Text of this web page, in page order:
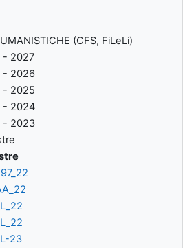
(CFS, FiLeLi)
- 2027
- 2026
- 2025
- 2024
- 2023
23